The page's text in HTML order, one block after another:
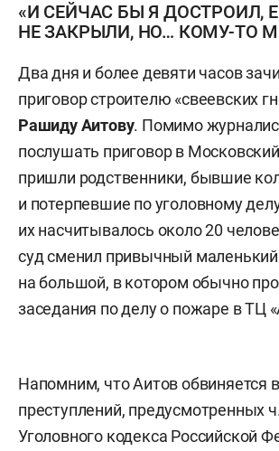
«И СЕЙЧАС БЫ Я ДОСТРОИЛ,
НЕ ЗАКРЫЛИ, НО… КОМУ-ТО
Два дня и более девяти часов
приговор строителю «свеевских
Рашиду Аитову. Помимо
послушать приговор в
пришли родственники, бывшие
и потерпевшие по уголовному
их насчитывалось около 20
суд сменил привычный маленький
на большой, в котором обычно
заседания по делу о пожаре в ТЦ
Напомним, что Аитов обвиняется
преступлений, предусмотренных
Уголовного кодекса Российской